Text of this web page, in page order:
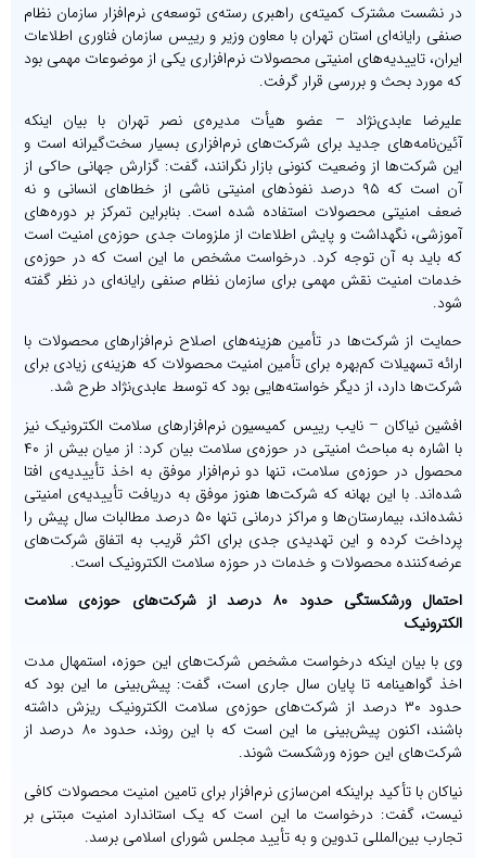
در نشست مشترک کمیته‌ی راهبری رسته‌ی توسعه‌ی نرم‌افزار سازمان نظام
صنفی رایانه‌ای استان تهران با معاون وزیر و رییس سازمان فناوری اطلاعات
ایران، تاییدیه‌‏های امنیتی محصولات نرم‌‏افزاری یکی از موضوعات مهمی بود
که مورد بحث و بررسی قرار گرفت.
علیرضا عابدی‌نژاد – عضو هیأت مدیره‌ی نصر تهران با بیان اینکه
آئین‌نامه‏‌های جدید برای شرکت‌های نرم‌افزاری بسیار سخت‌گیرانه است و
این شرکت‌ها از وضعیت کنونی بازار نگرانند، گفت: گزارش جهانی حاکی از
آن است که ۹۵ درصد نفوذهای امنیتی ناشی از خطاهای انسانی و نه
ضعف امنیتی محصولات استفاده‌ شده است. بنابراین تمرکز بر دوره‌های
آموزشی، نگهداشت و پایش اطلاعات از ملزومات جدی حوزه‌ی امنیت است
که باید به آن توجه کرد. درخواست مشخص ما این است که در حوزه‌ی
خدمات امنیت نقش مهمی برای سازمان نظام صنفی رایانه‏‌ای در نظر گفته
شود.
حمایت از شرکت‌ها در تأمین هزینه‌های اصلاح نرم‌افزارهای محصولات با
ارائه تسهیلات کم‌بهره برای تأمین امنیت محصولات که هزینه‌ی زیادی برای
شرکت‌‏ها دارد، از دیگر خواسته‌هایی بود که توسط عابدی‌نژاد طرح شد.
افشین نیاکان – نایب‏ رییس کمیسیون نرم‌‏افزارهای سلامت الکترونیک نیز
با اشاره به مباحث امنیتی در حوزه‌ی سلامت بیان کرد: از میان بیش از ۴۰
محصول در حوزه‌ی سلامت، تنها دو نرم‌افزار موفق به اخذ تأییدیه‌ی افتا
شده‌‏اند. با این بهانه که شرکت‌ها هنوز موفق به دریافت تأییدیه‌ی امنیتی
نشده‌اند، بیمارستان‌‏ها و مراکز درمانی تنها ۵۰ درصد مطالبات سال پیش را
پرداخت کرده‏ و این تهدیدی جدی برای اکثر قریب به اتفاق شرکت‏‌های
عرضه‏‌کننده محصولات و خدمات در حوزه سلامت الکترونیک است.
احتمال ورشکستگی حدود ۸۰ درصد از شرکت‌های حوزه‌ی سلامت
الکترونیک
وی با بیان اینکه درخواست مشخص شرکت‏‌های این حوزه، استمهال مدت
اخذ گواهینامه تا پایان سال جاری است، گفت: پیش‌بینی ما این بود که
حدود ۳۰ درصد از شرکت‌های حوزه‌ی سلامت الکترونیک ریزش داشته
باشند، اکنون پیش‌بینی ما این است که با این روند، حدود ۸۰ درصد از
شرکت‎‌های این حوزه ورشکست شوند.
نیاکان با تأکید براینکه امن‏‌سازی نرم‏‌افزار برای تامین امنیت محصولات کافی
نیست، گفت: درخواست ما این است که یک استاندارد امنیت مبتنی بر
تجارب بین‌المللی تدوین و به تأیید مجلس شورای اسلامی برسد.